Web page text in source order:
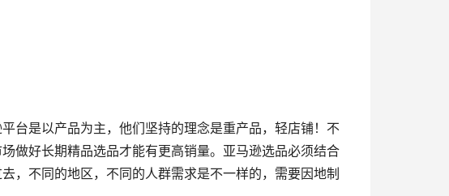
台是以产品为主，他们坚持的理念是重产品，轻店铺！不
做好长期精品选品才能有更高销量。亚马逊选品必须结合
，不同的地区，不同的人群需求是不一样的，需要因地制